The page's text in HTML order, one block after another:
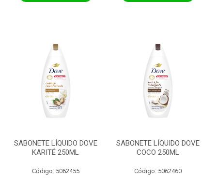
SABONETE LÍQUIDO DOVE
KARITÉ 250ML
Código: 5062455
SABONETE LÍQUIDO DOVE
COCO 250ML
Código: 5062460